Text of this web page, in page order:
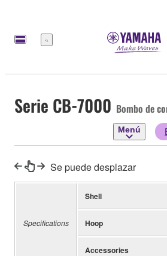
Menú
Serie CB-7000 Bombo de
Menú
Se puede desplazar
Specifications
Shell
Hoop
Accessories